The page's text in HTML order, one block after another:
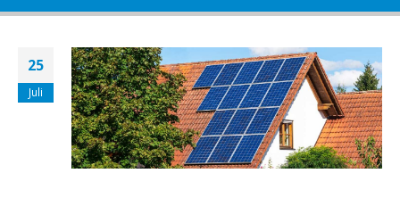
25
Juli